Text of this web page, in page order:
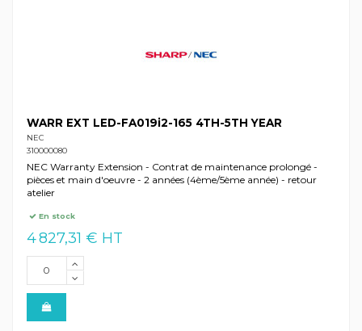
WARR EXT LED-FA019i2-165 4TH-5TH YEAR
NEC
310000080
NEC Warranty Extension - Contrat de maintenance prolongé -
pièces et main d'oeuvre - 2 années (4ème/5ème année) - retour
atelier
En stock
4 827,31 € HT